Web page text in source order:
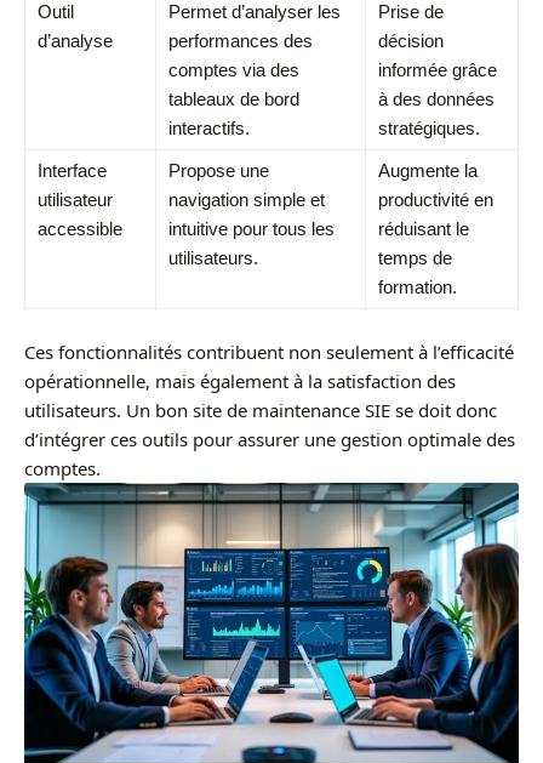
Outil
d’analyse
Permet d’analyser les
performances des
comptes via des
tableaux de bord
interactifs.
Prise de
décision
informée grâce
à des données
stratégiques.
Interface
utilisateur
accessible
Propose une
navigation simple et
intuitive pour tous les
utilisateurs.
Augmente la
productivité en
réduisant le
temps de
formation.
Ces fonctionnalités contribuent non seulement à l’efficacité
opérationnelle, mais également à la satisfaction des
utilisateurs. Un bon site de maintenance SIE se doit donc
d’intégrer ces outils pour assurer une gestion optimale des
comptes.